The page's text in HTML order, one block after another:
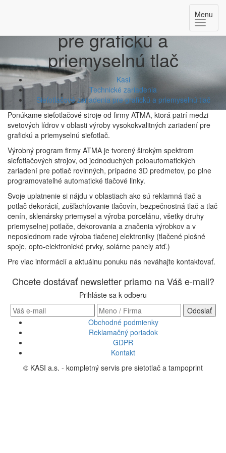
Menu
Sieťotlačové zariadenia
pre grafickú a
priemyselnú tlač
Kasi
Technické zariadenia
Sieťotlačové zariadenia pre grafickú a priemyselnú tlač
Ponúkame sieťotlačové stroje od firmy ATMA, ktorá patrí medzi
svetových lídrov v oblasti výroby vysokokvalitných zariadení pre
grafickú a priemyselnú sieťotlač.
Výrobný program firmy ATMA je tvorený širokým spektrom
sieťotlačových strojov, od jednoduchých poloautomatických
zariadení pre potlač rovinných, prípadne 3D predmetov, po plne
programovateľné automatické tlačové linky.
Svoje uplatnenie si nájdu v oblastiach ako sú reklamná tlač a
potlač dekorácií, zušľachťovanie tlačovín, bezpečnostná tlač a tlač
cenín, sklenársky priemysel a výroba porcelánu, všetky druhy
priemyselnej potlače, dekorovania a značenia výrobkov a v
neposlednom rade výroba tlačenej elektroniky (tlačené plošné
spoje, opto-elektronické prvky, solárne panely atď.)
Pre viac informácií a aktuálnu ponuku nás neváhajte kontaktovať.
Chcete dostávať newsletter priamo na Váš e-mail?
Prihláste sa k odberu
Obchodné podmienky
Reklamačný poriadok
GDPR
Kontakt
© KASI a.s. - kompletný servis pre sietotlač a tampoprint